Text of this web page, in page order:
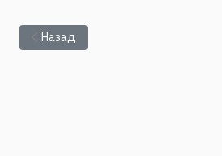
Предыдущий: Представление
Назад